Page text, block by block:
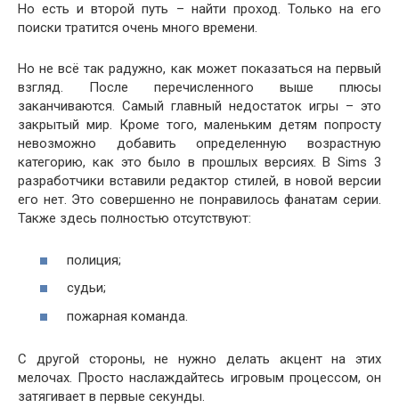
Но есть и второй путь – найти проход. Только на его
поиски тратится очень много времени.
Но не всё так радужно, как может показаться на первый
взгляд. После перечисленного выше плюсы
заканчиваются. Самый главный недостаток игры – это
закрытый мир. Кроме того, маленьким детям попросту
невозможно добавить определенную возрастную
категорию, как это было в прошлых версиях. В Sims 3
разработчики вставили редактор стилей, в новой версии
его нет. Это совершенно не понравилось фанатам серии.
Также здесь полностью отсутствуют:
полиция;
судьи;
пожарная команда.
С другой стороны, не нужно делать акцент на этих
мелочах. Просто наслаждайтесь игровым процессом, он
затягивает в первые секунды.